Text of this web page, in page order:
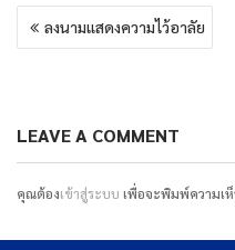
แนะแนว
เรื่องลงนามแสดงความไว้อาลัย
LEAVE A COMMENT
คุณต้องเข้าสู่ระบบ เพื่อจะพิมพ์ความเ